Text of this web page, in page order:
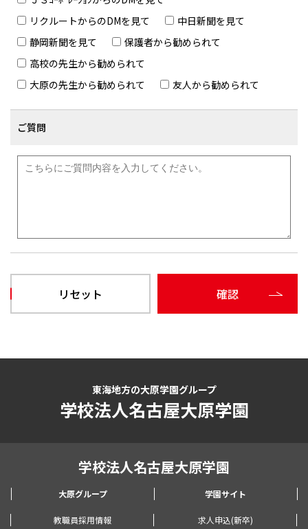
リクルートからのDMを見て
中日新聞を見て
静岡新聞を見て
保護者から勧められて
高校の先生から勧められて
大原の先生から勧められて
友人から勧められて
ご質問
東海地方の大原学園グループ
学校法人名古屋大原学園
学校法人名古屋大原学園
大原グループ 学園サイト
教職員採用情報 求人申込(新卒)